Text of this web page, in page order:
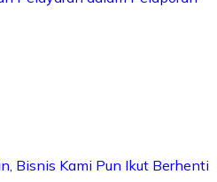
Bisnis Kami Pun Ikut Berhenti